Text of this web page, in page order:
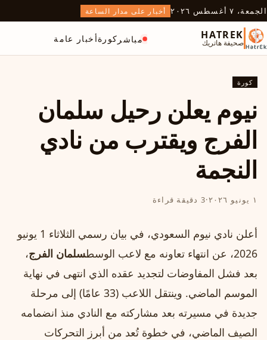
الجمعة، ٧ أغسطس ٢٠٢٦ أخبار على مدار الساعة
HATREK
صحيفة هاتريك مباشر كورةأخبار عامة
كورة
نيوم يعلن رحيل سلمان
الفرج ويقترب من نادي
النجمة
١ يونيو ٢٠٢٦ ·3 دقيقة قراءة
أعلن نادي نيوم السعودي، في بيان رسمي الثلاثاء 1 يونيو
2026، عن انتهاء تعاونه مع لاعب الوسط
سلمان الفرج،
بعد فشل المفاوضات لتجديد عقده الذي انتهى في نهاية
الموسم الماضي. وينتقل اللاعب (33 عامًا) إلى مرحلة
جديدة في مسيرته بعد مشاركته مع النادي منذ انضمامه
الصيف الماضي، في خطوة تُعد من أبرز التحركات